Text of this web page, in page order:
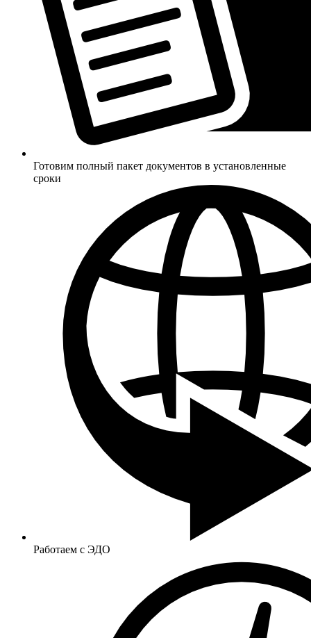
Готовим полный пакет документов в установленные
сроки
Работаем с ЭДО